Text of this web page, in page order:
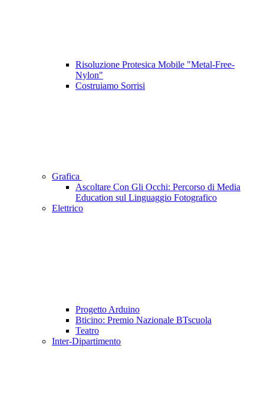
Risoluzione Protesica Mobile "Metal-Free-
Nylon"
Costruiamo Sorrisi
Grafica
Ascoltare Con Gli Occhi: Percorso di Media
Education sul Linguaggio Fotografico
Elettrico
Progetto Arduino
Bticino: Premio Nazionale BTscuola
Teatro
Inter-Dipartimento